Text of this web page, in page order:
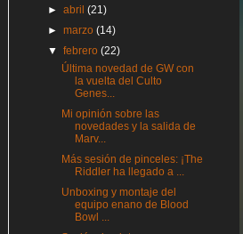
►abril(21)
►marzo(14)
▼febrero(22)
Última novedad de GW con
la vuelta del Culto
Genes...
Mi opinión sobre las
novedades y la salida de
Marv...
Más sesión de pinceles: ¡The
Riddler ha llegado a ...
Unboxing y montaje del
equipo enano de Blood
Bowl ...